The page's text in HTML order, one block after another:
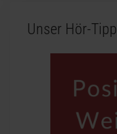
Unser Hör-Tipp